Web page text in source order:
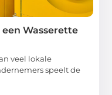
Wasserette
veel lokale
speelt de